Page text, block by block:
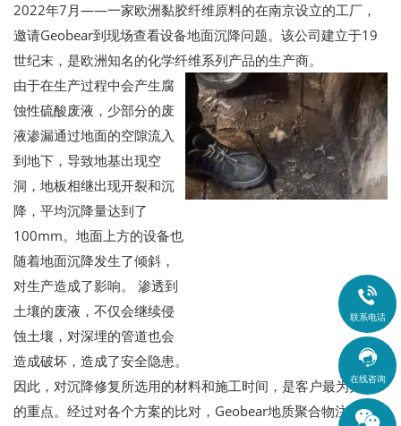
2022年7月——一家欧洲黏胶纤维原料的在南京设立的工厂，
邀请Geobear到现场查看设备地面沉降问题。该公司建立于19
世纪末，是欧洲知名的化学纤维系列产品的生产商。
由于在生产过程中会产生腐
蚀性硫酸废液，少部分的废
液渗漏通过地面的空隙流入
到地下，导致地基出现空
洞，地板相继出现开裂和沉
降，平均沉降量达到了
100mm。地面上方的设备也
随着地面沉降发生了倾斜，
对生产造成了影响。 渗透到
土壤的废液，不仅会继续侵
蚀土壤，对深埋的管道也会
造成破坏，造成了安全隐患。
因此，对沉降修复所选用的材料和施工时间，是客户最为关注
的重点。经过对各个方案的比对，Geobear地质聚合物注入方

联系电话

在线咨询